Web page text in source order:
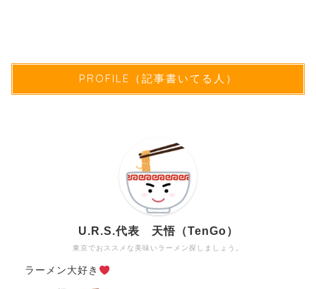
PROFILE（記事書いてる人）
東京でおススメな美味いラーメン探しましょう。
U.R.S.代表 天悟（TenGo）
ラーメン大好き